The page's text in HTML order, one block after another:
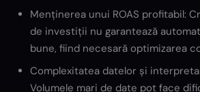
Menținerea unui ROAS profitabil:
de investiții nu garantează
bune, fiind necesară optimizarea
Complexitatea datelor și
Volumele mari de date pot face